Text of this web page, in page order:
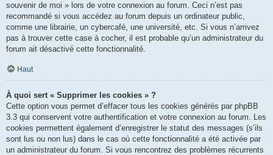
souvenir de moi » lors de votre connexion au forum. Ceci n’est pas
recommandé si vous accédez au forum depuis un ordinateur public,
comme une librairie, un cybercafé, une université, etc. Si vous n’arrivez
pas à trouver cette case à cocher, il est probable qu’un administrateur du
forum ait désactivé cette fonctionnalité.
Haut
À quoi sert « Supprimer les cookies » ?
Cette option vous permet d’effacer tous les cookies générés par phpBB
3.3 qui conservent votre authentification et votre connexion au forum. Les
cookies permettent également d’enregistrer le statut des messages (s’ils
sont lus ou non lus) dans le cas où cette fonctionnalité a été activée par
un administrateur du forum. Si vous rencontrez des problèmes récurrents